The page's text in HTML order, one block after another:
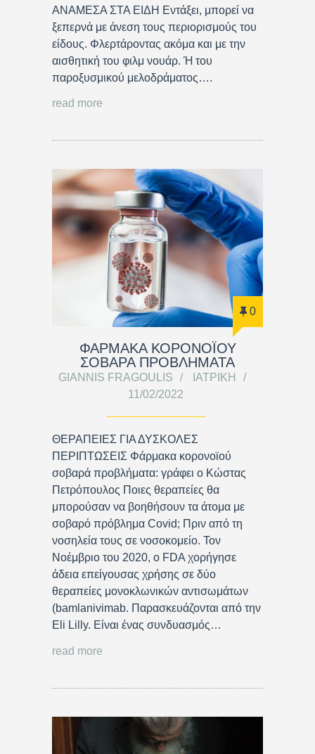
ΑΝΑΜΕΣΑ ΣΤΑ ΕΙΔΗ Εντάξει, μπορεί να
ξεπερνά με άνεση τους περιορισμούς του
είδους. Φλερτάροντας ακόμα και με την
αισθητική του φιλμ νουάρ. Ή του
παροξυσμικού μελοδράματος….
read more
0
ΦΑΡΜΑΚΑ ΚΟΡΟΝΟΪΟΥ
ΣΟΒΑΡΑ ΠΡΟΒΛΗΜΑΤΑ
GIANNIS FRAGOULIS
ΙΑΤΡΙΚΉ
11/02/2022
ΘΕΡΑΠΕΙΕΣ ΓΙΑ ΔΥΣΚΟΛΕΣ
ΠΕΡΙΠΤΩΣΕΙΣ Φάρμακα κορονοϊού
σοβαρά προβλήματα: γράφει ο Κώστας
Πετρόπουλος Ποιες θεραπείες θα
μπορούσαν να βοηθήσουν τα άτομα με
σοβαρό πρόβλημα Covid; Πριν από τη
νοσηλεία τους σε νοσοκομείο. Τον
Νοέμβριο του 2020, ο FDA χορήγησε
άδεια επείγουσας χρήσης σε δύο
θεραπείες μονοκλωνικών αντισωμάτων
(bamlanivimab. Παρασκευάζονται από την
Eli Lilly. Είναι ένας συνδυασμός…
read more